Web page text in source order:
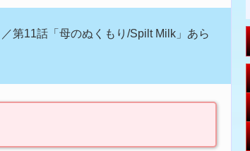
第11話「母のぬくもり/Spilt Milk」あら